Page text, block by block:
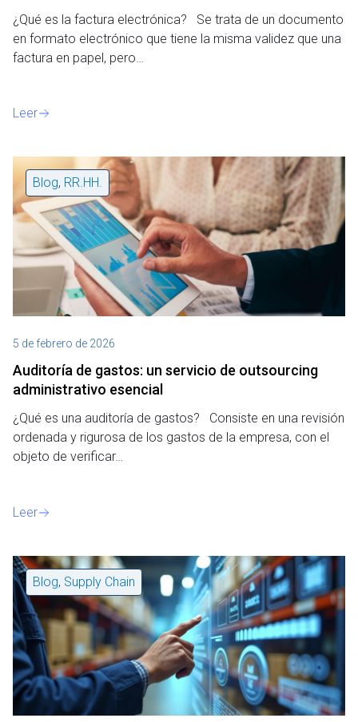
¿Qué es la factura electrónica? Se trata de un documento
en formato electrónico que tiene la misma validez que una
factura en papel, pero…
Leer
Blog, RR.HH.
5 de febrero de 2026
Auditoría de gastos: un servicio de outsourcing
administrativo esencial
¿Qué es una auditoría de gastos? Consiste en una revisión
ordenada y rigurosa de los gastos de la empresa, con el
objeto de verificar…
Leer
Blog, Supply Chain